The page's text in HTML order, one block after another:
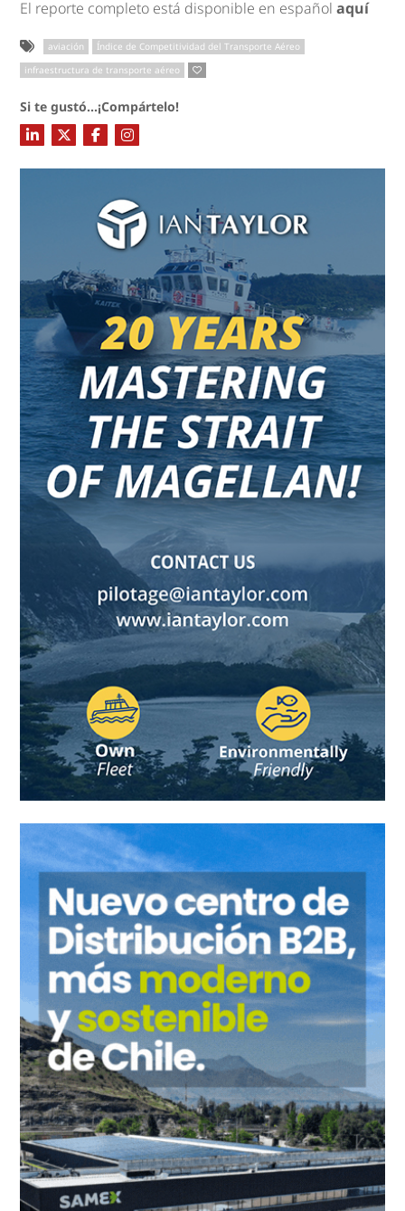
El reporte completo está disponible en españolaquí
aviación
Índice de Competitividad del Transporte Aéreo
infraestructura de transporte aéreo
Si te gustó...¡Compártelo!